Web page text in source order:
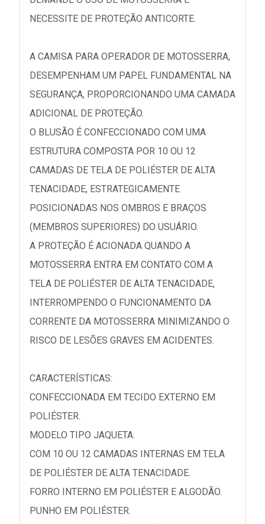
NECESSITE DE PROTEÇÃO ANTICORTE.
A CAMISA PARA OPERADOR DE MOTOSSERRA,
DESEMPENHAM UM PAPEL FUNDAMENTAL NA
SEGURANÇA, PROPORCIONANDO UMA CAMADA
ADICIONAL DE PROTEÇÃO.
O BLUSÃO É CONFECCIONADO COM UMA
ESTRUTURA COMPOSTA POR 10 OU 12
CAMADAS DE TELA DE POLIÉSTER DE ALTA
TENACIDADE, ESTRATEGICAMENTE
POSICIONADAS NOS OMBROS E BRAÇOS
(MEMBROS SUPERIORES) DO USUÁRIO.
A PROTEÇÃO É ACIONADA QUANDO A
MOTOSSERRA ENTRA EM CONTATO COM A
TELA DE POLIÉSTER DE ALTA TENACIDADE,
INTERROMPENDO O FUNCIONAMENTO DA
CORRENTE DA MOTOSSERRA MINIMIZANDO O
RISCO DE LESÕES GRAVES EM ACIDENTES.
CARACTERÍSTICAS:
CONFECCIONADA EM TECIDO EXTERNO EM
POLIÉSTER.
MODELO TIPO JAQUETA.
COM 10 OU 12 CAMADAS INTERNAS EM TELA
DE POLIÉSTER DE ALTA TENACIDADE.
FORRO INTERNO EM POLIÉSTER E ALGODÃO.
PUNHO EM POLIÉSTER.